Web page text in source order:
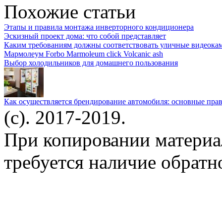
Похожие статьи
Этапы и правила монтажа инверторного кондиционера
Эскизный проект дома: что собой представляет
Каким требованиям должны соответствовать уличные
Мармолеум Forbo Marmoleum click Volcanic ash
Выбор холодильников для домашнего пользования
Как осуществляется брендирование автомобиля: основные
(c). 2017-2019.
При копировании
требуется наличие